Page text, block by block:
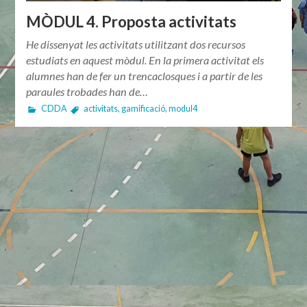
MÒDUL 4. Proposta activitats
He dissenyat les activitats utilitzant dos recursos
estudiats en aquest mòdul. En la primera activitat els
alumnes han de fer un trencaclosques i a partir de les
paraules trobades han de…
CDDA activitats, gamificació, modul4